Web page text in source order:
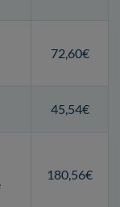
72,60€
45,54€
180,56€